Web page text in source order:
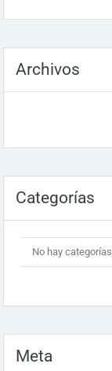
Archivos
Categorías
No hay categorías
Meta